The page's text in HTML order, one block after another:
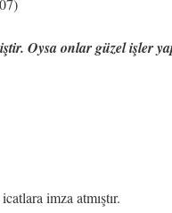
Oysa onlar güzel işler
imza atmıştır.